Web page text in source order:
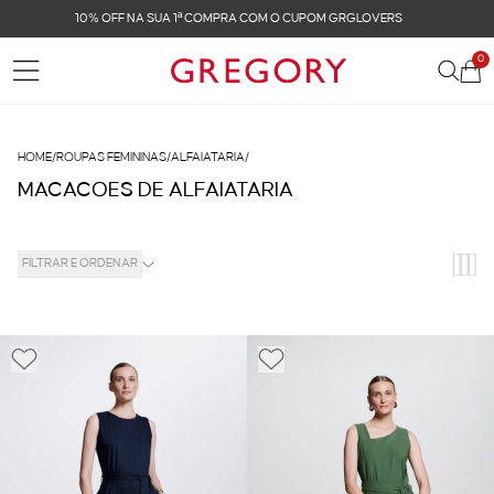
FRETE GRÁTIS NAS COMPRAS ACIMA DE R$ 899
0
HOME/ROUPAS FEMININAS/ALFAIATARIA/
MACACOES DE ALFAIATARIA
FILTRAR E ORDENAR